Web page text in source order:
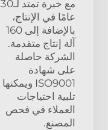
مع خبرة تمتد لـ30
عامًا في الإنتاج،
بالإضافة إلى 160
آلة إنتاج متقدمة.
الشركة حاصلة
على شهادة
ISO9001 ويمكنها
تلبية احتياجات
العملاء في فحص
المصنع.